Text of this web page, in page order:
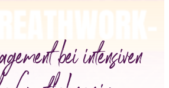
bei intensiven